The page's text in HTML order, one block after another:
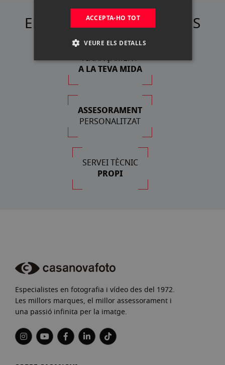
ELS NOSTRES AVANTATGES
FINANÇAMENT
A LA TEVA MIDA
ASSESORAMENT
PERSONALITZAT
SERVEI TÈCNIC
PROPI
Especialistes en fotografia i vídeo des del 1972.
Les millors marques, el millor assessorament i
una passió infinita per la imatge.
ACCEPTA-HO TOT
VEURE ELS DETALLS